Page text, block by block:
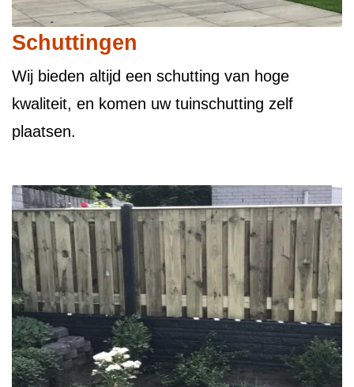
Schuttingen
Wij bieden altijd een schutting van hoge
kwaliteit, en komen uw tuinschutting zelf
plaatsen.